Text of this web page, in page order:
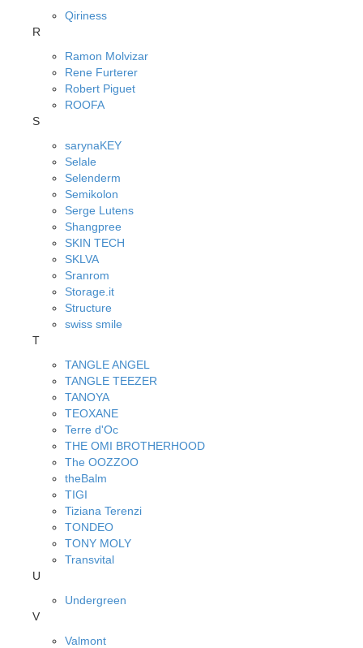
Qiriness
R
Ramon Molvizar
Rene Furterer
Robert Piguet
ROOFA
S
sarynaKEY
Selale
Selenderm
Semikolon
Serge Lutens
Shangpree
SKIN TECH
SKLVA
Sranrom
Storage.it
Structure
swiss smile
T
TANGLE ANGEL
TANGLE TEEZER
TANOYA
TEOXANE
Terre d'Oc
THE OMI BROTHERHOOD
The OOZZOO
theBalm
TIGI
Tiziana Terenzi
TONDEO
TONY MOLY
Transvital
U
Undergreen
V
Valmont